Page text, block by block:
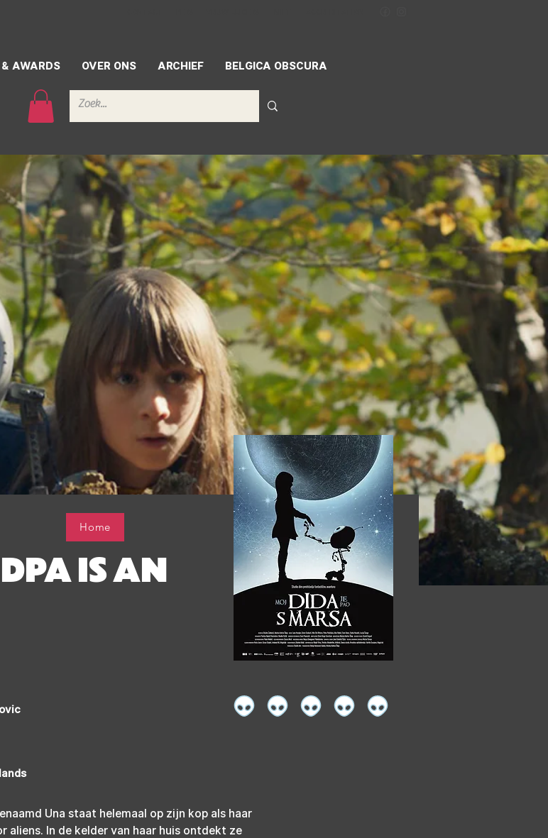
AWARDS OVER ONS ARCHIEF BELGICA OBSCURA
Home
IS AN
Una staat helemaal op zijn kop als haar
In de kelder van haar huis ontdekt ze